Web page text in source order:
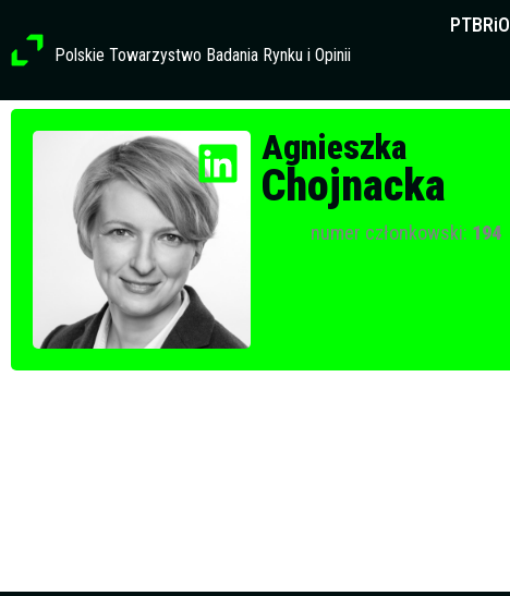
treści
Polskie Towarzystwo Badania Rynku i Opinii
PTBRiO
Profil członkowski
Agnieszka
Chojnacka
numer członkowski: 194